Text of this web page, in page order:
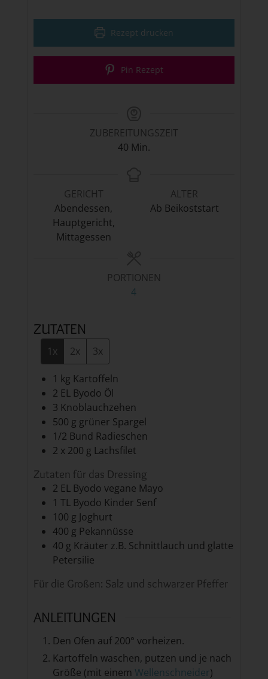
Rezept drucken
Pin Rezept
ZUBEREITUNGSZEIT
40Minuten
Min.
GERICHT
Abendessen,
Hauptgericht,
Mittagessen
ALTER
Ab Beikoststart
PORTIONEN
4
ZUTATEN
1x 2x 3x
1 kg Kartoffeln
2 EL Byodo Öl
3 Knoblauchzehen
500 g grüner Spargel
1/2 Bund Radieschen
2 x 200 g Lachsfilet
Zutaten für das Dressing
2 EL Byodo vegane Mayo
1 TL Byodo Kinder Senf
100 g Joghurt
400 g Pekannüsse
40 g Kräuter z.B. Schnittlauch und glatte
Petersilie
Für die Großen: Salz und schwarzer Pfeffer
ANLEITUNGEN
Den Ofen auf 200° vorheizen.
Kartoffeln waschen, putzen und je nach
Größe (mit einem Wellenschneider)